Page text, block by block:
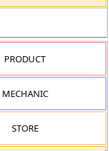
PRODUCT
MECHANIC
STORE